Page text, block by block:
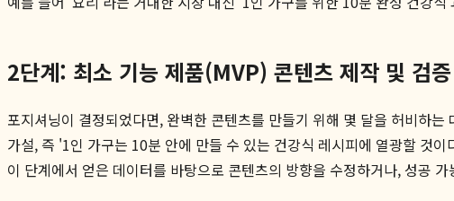
2단계: 최소 기능 제품(MVP) 콘텐츠 제작 및 검증
포지셔닝이 결정되었다면, 완벽한 콘텐츠를 만들기 위해 몇 달을 허비하
가설, 즉 '1인 가구는 10분 안에 만들 수 있는 건강식 레시피에 열광할 것
이 단계에서 얻은 데이터를 바탕으로 콘텐츠의 방향을 수정하거나, 성공